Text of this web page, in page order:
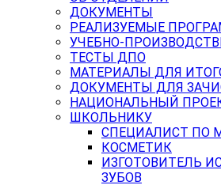
ДОКУМЕНТЫ
РЕАЛИЗУЕМЫЕ
УЧЕБНО-
ТЕСТЫ ДПО
МАТЕРИАЛЫ ДЛЯ
ДОКУМЕНТЫ ДЛЯ
НАЦИОНАЛЬНЫЙ
ШКОЛЬНИКУ
СПЕЦИАЛИСТ ПО
КОСМЕТИК
ИЗГОТОВИТЕЛЬ
ЗУБОВ